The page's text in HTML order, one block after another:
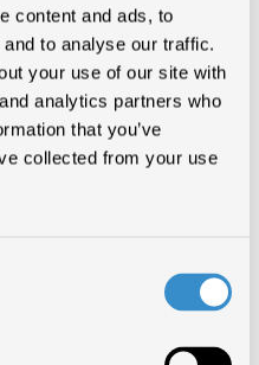
content and ads, to
to analyse our traffic.
your use of our site with
analytics partners who
that you’ve
collected from your use
la federazione che
italiane, ha ricevuto
Proprietà Intellettuale (IPR)
in Italia.
industriale ed intellettuale
fanno parte del
United States of America, un
Chamber of Commerce in Italy